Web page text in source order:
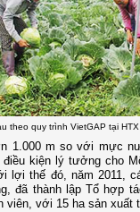
theo quy trình VietGAP tại
1.000 m so với mực
kiện lý tưởng cho
lợi thế đó, năm 2011,
đã thành lập Tổ hợp
viên, với 15 ha sản xuất